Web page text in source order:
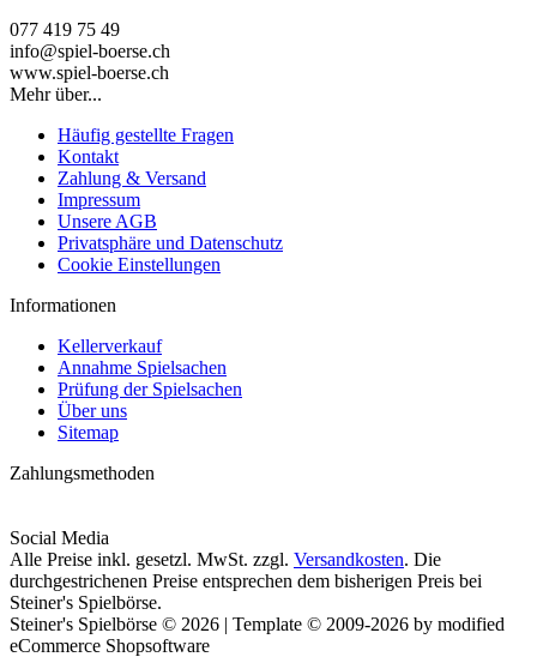
077 419 75 49
info@spiel-boerse.ch
www.spiel-boerse.ch
Mehr über...
Häufig gestellte Fragen
Kontakt
Zahlung & Versand
Impressum
Unsere AGB
Privatsphäre und Datenschutz
Cookie Einstellungen
Informationen
Kellerverkauf
Annahme Spielsachen
Prüfung der Spielsachen
Über uns
Sitemap
Zahlungsmethoden
Social Media
Alle Preise inkl. gesetzl. MwSt. zzgl. Versandkosten. Die
durchgestrichenen Preise entsprechen dem bisherigen Preis bei
Steiner's Spielbörse.
Steiner's Spielbörse © 2026 | Template © 2009-2026 by modified
eCommerce Shopsoftware